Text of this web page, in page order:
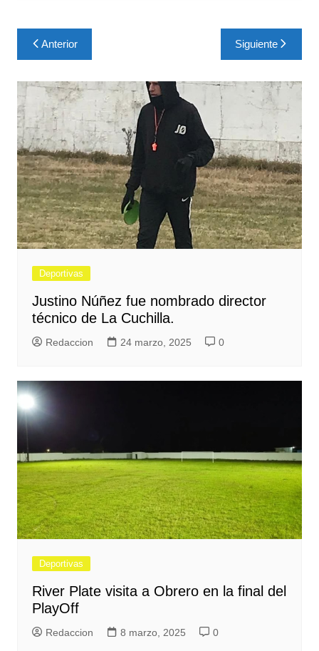
Navegación
de
entradas
Anterior Siguiente
Deportivas
Justino Núñez fue nombrado director
técnico de La Cuchilla.
Redaccion 24 marzo, 2025 0
Deportivas
River Plate visita a Obrero en la final del
PlayOff
Redaccion 8 marzo, 2025 0